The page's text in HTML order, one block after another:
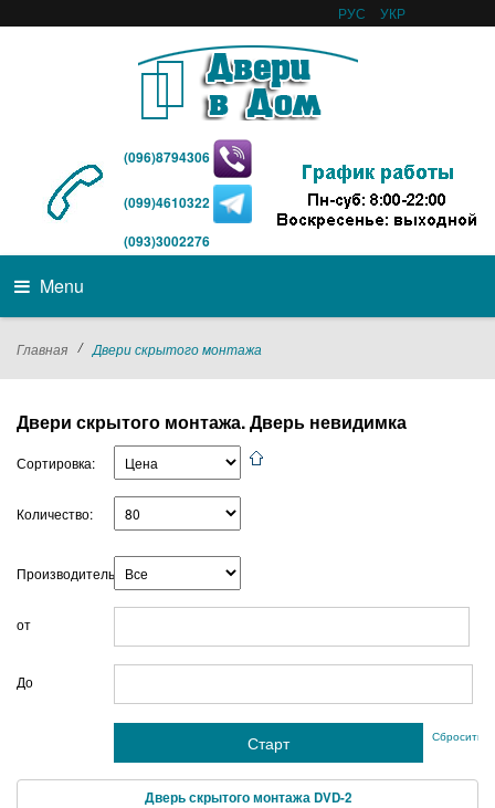
РУС УКР
(096)8794306
(099)4610322
(093)3002276
Menu
Главная / Двери скрытого монтажа
Двери скрытого монтажа. Дверь невидимка
Сортировка:
Количество:
Производитель:
от
До
Сбросить
Дверь скрытого монтажа DVD-2